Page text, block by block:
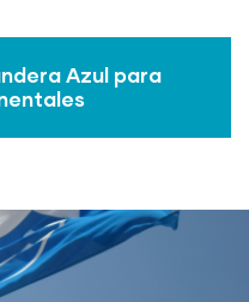
Azul para